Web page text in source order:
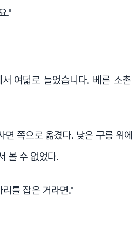
."
여덟로 늘었습니다. 베른 소
면 쪽으로 옮겼다. 낮은 구릉 위
볼 수 없었다.
를 잡은 거라면."